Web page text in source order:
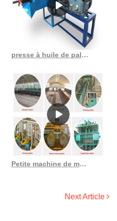
le récipient en acier
presse à huile de palme de taille burundi au Burkina Faso
Petite machine de moulin à huile 50kgs/par heure expulseur d’huile de palme en Haïti
Next Article